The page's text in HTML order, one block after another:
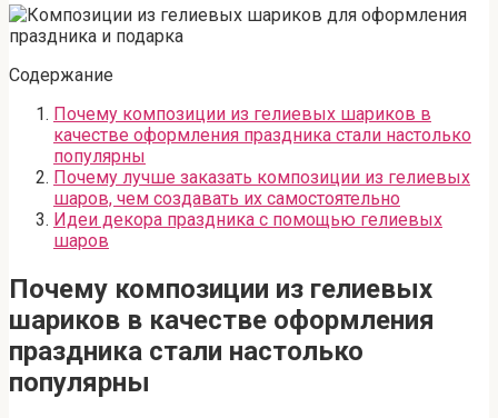
Содержание
Почему композиции из гелиевых шариков в
качестве оформления праздника стали настолько
популярны
Почему лучше заказать композиции из гелиевых
шаров, чем создавать их самостоятельно
Идеи декора праздника с помощью гелиевых
шаров
Почему композиции из гелиевых
шариков в качестве оформления
праздника стали настолько
популярны